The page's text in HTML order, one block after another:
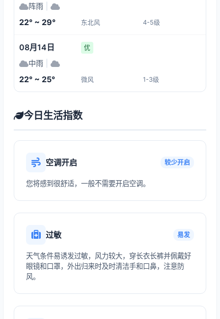
阵雨
22° ~ 29° 东北风 4-5级
08月14日 优
中雨
22° ~ 25° 微风 1-3级
今日生活指数
空调开启 较少开启
您将感到很舒适，一般不需要开启空调。
过敏 易发
天气条件易诱发过敏，风力较大，穿长衣长裤并佩戴好
眼镜和口罩，外出归来时及时清洁手和口鼻，注意防
风。